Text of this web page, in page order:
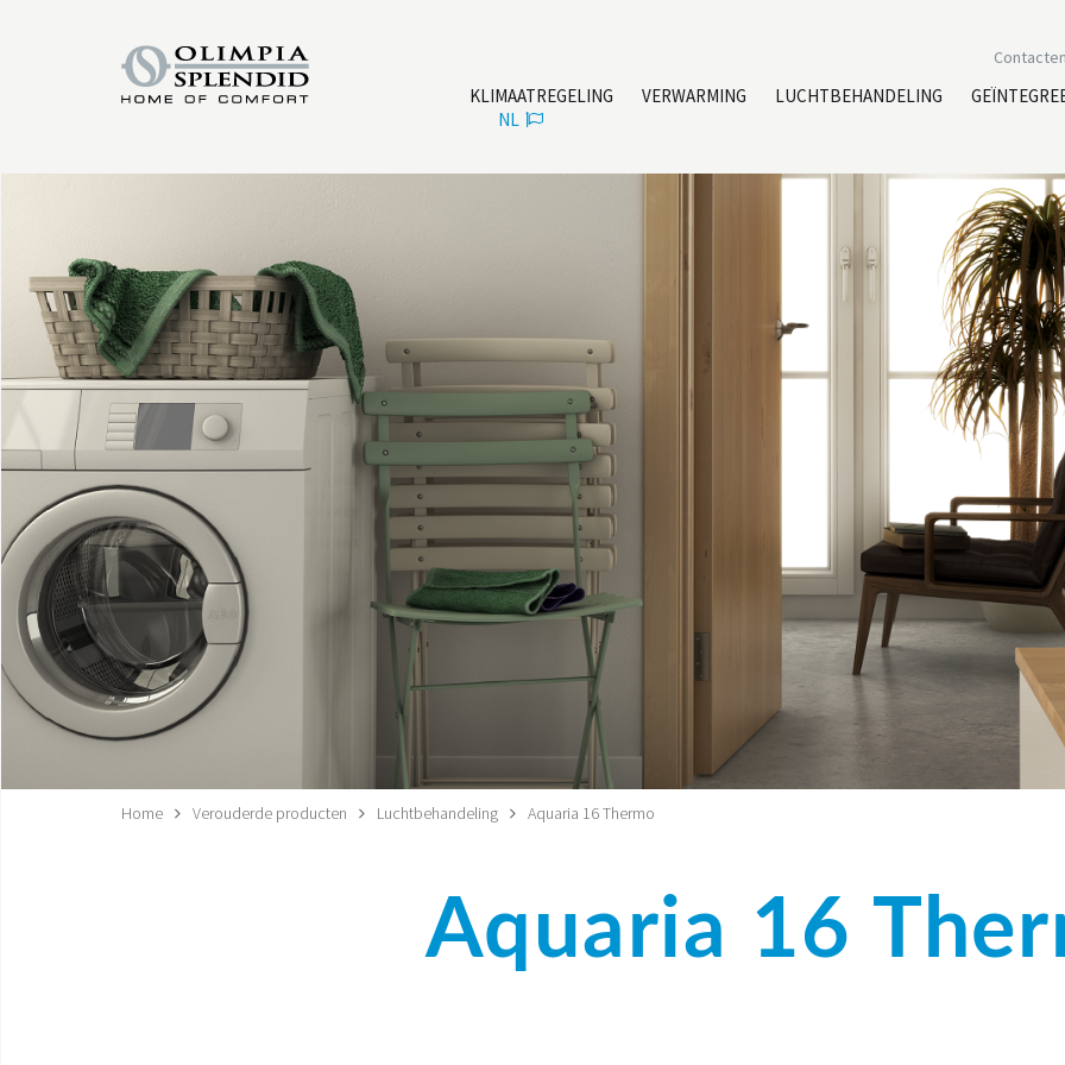
KLIMAATREGELING VERWARMING LUCHTBEHANDELING
NL
Home Verouderde producten Luchtbehandeling Aquaria 16 Thermo
Aquaria 16